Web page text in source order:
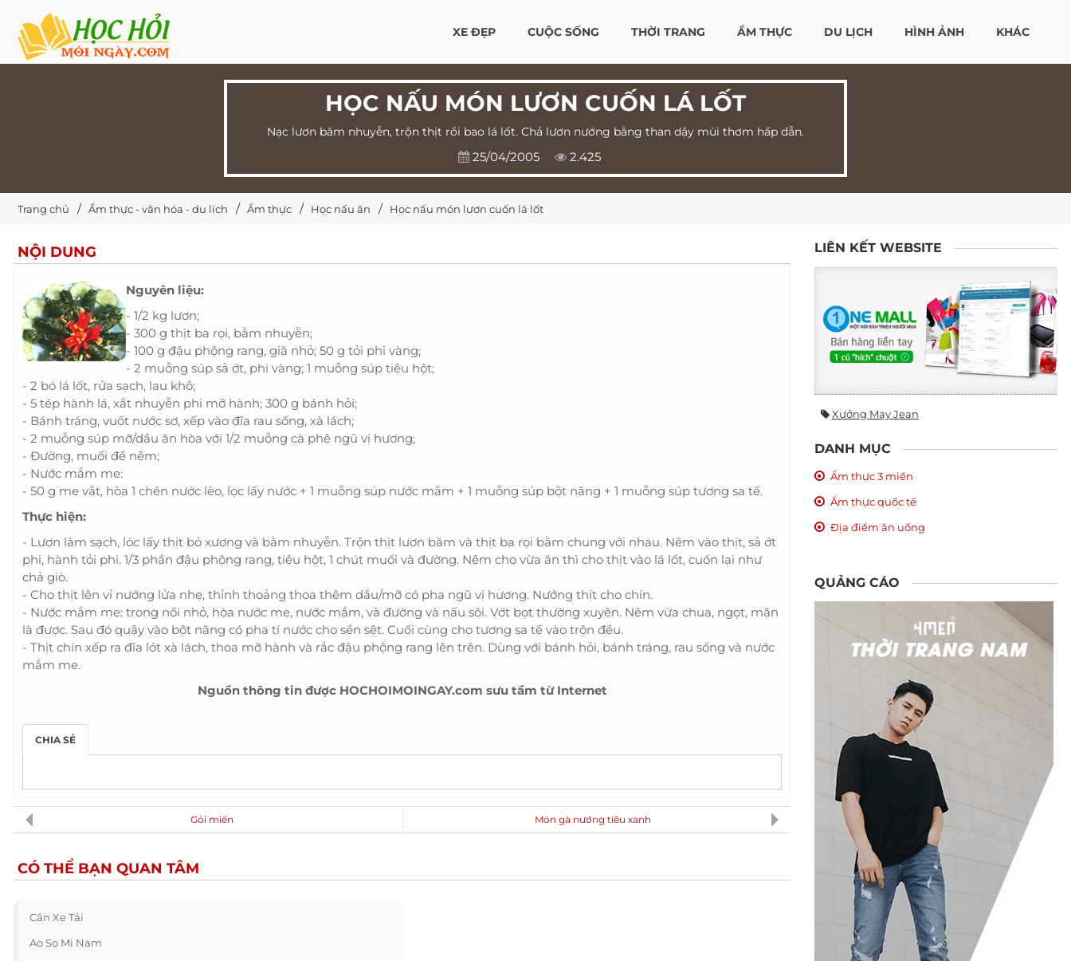
XE ĐẸP CUỘC SỐNG THỜI TRANG ẨM THỰC DU LỊCH HÌNH ẢNH KHÁC
HỌC NẤU MÓN LƯƠN CUỐN LÁ LỐT
Nạc lươn băm nhuyễn, trộn thịt rồi bao lá lốt. Chả lươn nướng bằng than dậy mùi thơm hấp dẫn.
25/04/2005 2.425
Trang chủ Ẩm thực - văn hóa - du lịch Ẩm thực Học nấu ăn Học nấu món lươn cuốn lá lốt
NỘI DUNG
Nguyên liệu:
- 1/2 kg lươn;
- 300 g thịt ba rọi, bằm nhuyễn;
- 100 g đậu phộng rang, giã nhỏ; 50 g tỏi phi vàng;
- 2 muỗng súp sả ớt, phi vàng; 1 muỗng súp tiêu hột;
- 2 bó lá lốt, rửa sạch, lau khô;
- 5 tép hành lá, xắt nhuyễn phi mỡ hành; 300 g bánh hỏi;
- Bánh tráng, vuốt nước sơ, xếp vào đĩa rau sống, xà lách;
- 2 muỗng súp mỡ/dầu ăn hòa với 1/2 muỗng cà phê ngũ vị hương;
- Đường, muối để nêm;
- Nước mắm me:
- 50 g me vắt, hòa 1 chén nước lèo, lọc lấy nước + 1 muỗng súp nước mắm + 1 muỗng súp bột năng + 1 muỗng súp tương sa tế.
Thực hiện:
- Lươn làm sạch, lóc lấy thịt bỏ xương và bằm nhuyễn. Trộn thịt lươn băm và thịt ba rọi bằm chung với nhau. Nêm vào thịt, sả ớt
phi, hành tỏi phi. 1/3 phần đậu phộng rang, tiêu hột, 1 chút muối và đường. Nêm cho vừa ăn thì cho thịt vào lá lốt, cuốn lại như
chả giò.
- Cho thịt lên vỉ nướng lửa nhẹ, thỉnh thoảng thoa thêm dầu/mỡ có pha ngũ vị hương. Nướng thịt cho chín.
- Nước mắm me: trong nồi nhỏ, hòa nước me, nước mắm, và đường và nấu sôi. Vớt bọt thường xuyên. Nêm vừa chua, ngọt, mặn
là được. Sau đó quậy vào bột năng có pha tí nước cho sền sệt. Cuối cùng cho tương sa tế vào trộn đều.
- Thịt chín xếp ra đĩa lót xà lách, thoa mỡ hành và rắc đậu phộng rang lên trên. Dùng với bánh hỏi, bánh tráng, rau sống và nước
mắm me.
Nguồn thông tin được HOCHOIMOINGAY.com sưu tầm từ Internet
CHIA SẺ
Gỏi miến Món gà nướng tiêu xanh
CÓ THỂ BẠN QUAN TÂM
Cân Xe Tải
Ao So Mi Nam
LIÊN KẾT WEBSITE
Xưởng May Jean
DANH MỤC
Ẩm thực 3 miền
Ẩm thực quốc tế
Địa điểm ăn uống
QUẢNG CÁO